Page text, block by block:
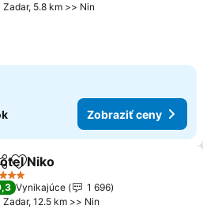
Zadar, 5.8 km >> Nin
Zobraziť ceny
Pridať do obľúbených
Niko
hviezdičiek
Vynikajúce
1 696
Zadar, 12.5 km >> Nin